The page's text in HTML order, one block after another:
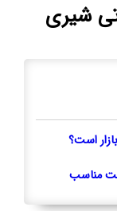
شیری
است؟
مناسب